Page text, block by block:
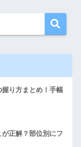
り方まとめ！手幅
正解？部位別にフ